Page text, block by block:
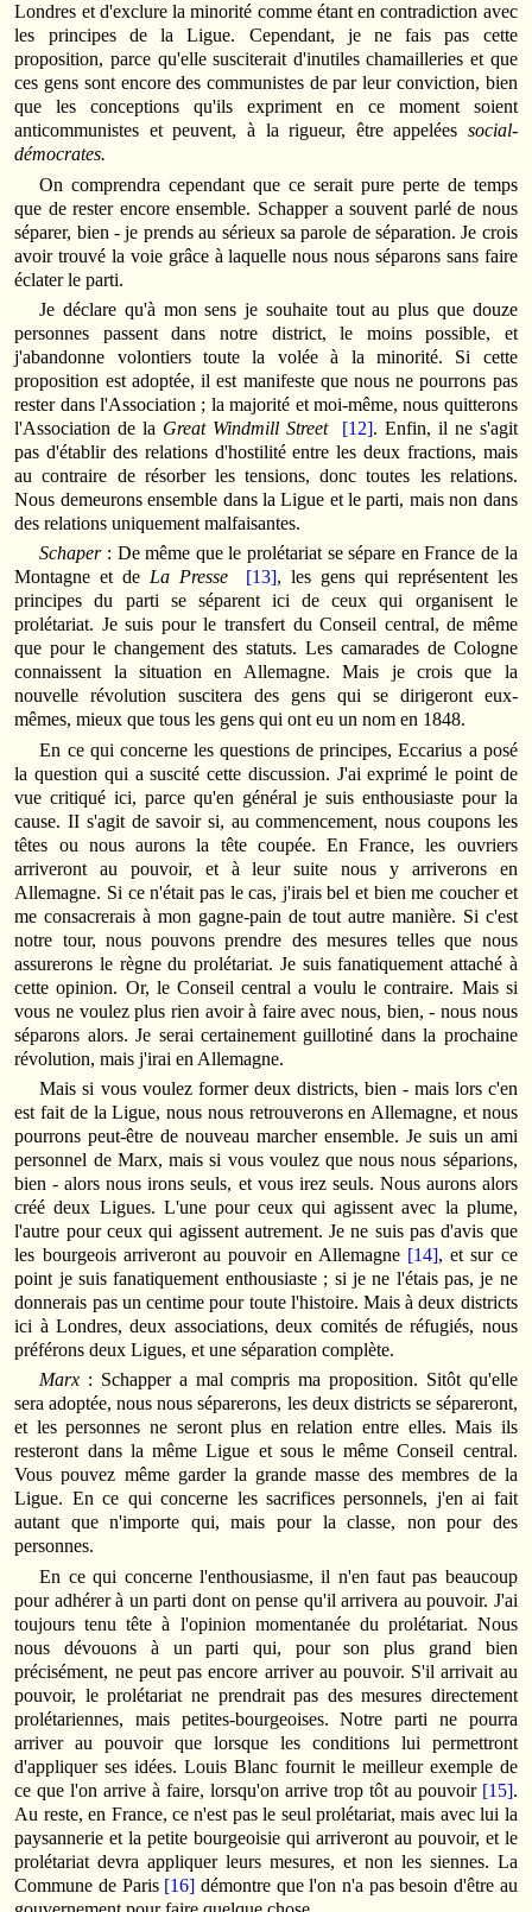
Londres et d'exclure la minorité comme étant en contradiction avec
les principes de la Ligue. Cependant, je ne fais pas cette
proposition, parce qu'elle susciterait d'inutiles chamailleries et que
ces gens sont encore des communistes de par leur conviction, bien
que les conceptions qu'ils expriment en ce moment soient
anticommunistes et peuvent, à la rigueur, être appelées social-
démocrates.
On comprendra cependant que ce serait pure perte de temps
que de rester encore ensemble. Schapper a souvent parlé de nous
séparer, bien ‑ je prends au sérieux sa parole de séparation. Je crois
avoir trouvé la voie grâce à laquelle nous nous séparons sans faire
éclater le parti.
Je déclare qu'à mon sens je souhaite tout au plus que douze
personnes passent dans notre district, le moins possible, et
j'abandonne volontiers toute la volée à la minorité. Si cette
proposition est adoptée, il est manifeste que nous ne pourrons pas
rester dans l'Association ; la majorité et moi-même, nous quitterons
l'Association de la Great Windmill Street [12]. Enfin, il ne s'agit
pas d'établir des relations d'hostilité entre les deux fractions, mais
au contraire de résorber les tensions, donc toutes les relations.
Nous demeurons ensemble dans la Ligue et le parti, mais non dans
des relations uniquement malfaisantes.
Schaper: De même que le prolétariat se sépare en France de la
Montagne et de La Presse [13], les gens qui représentent les
principes du parti se séparent ici de ceux qui organisent le
prolétariat. Je suis pour le transfert du Conseil central, de même
que pour le changement des statuts. Les camarades de Cologne
connaissent la situation en Allemagne. Mais je crois que la
nouvelle révolution suscitera des gens qui se dirigeront eux-
mêmes, mieux que tous les gens qui ont eu un nom en 1848.
En ce qui concerne les questions de principes, Eccarius a posé
la question qui a suscité cette discussion. J'ai exprimé le point de
vue critiqué ici, parce qu'en général je suis enthousiaste pour la
cause. II s'agit de savoir si, au commencement, nous coupons les
têtes ou nous aurons la tête coupée. En France, les ouvriers
arriveront au pouvoir, et à leur suite nous y arriverons en
Allemagne. Si ce n'était pas le cas, j'irais bel et bien me coucher et
me consacrerais à mon gagne-pain de tout autre manière. Si c'est
notre tour, nous pouvons prendre des mesures telles que nous
assurerons le règne du prolétariat. Je suis fanatiquement attaché à
cette opinion. Or, le Conseil central a voulu le contraire. Mais si
vous ne voulez plus rien avoir à faire avec nous, bien, ‑ nous nous
séparons alors. Je serai certainement guillotiné dans la prochaine
révolution, mais j'irai en Allemagne.
Mais si vous voulez former deux districts, bien ‑ mais lors c'en
est fait de la Ligue, nous nous retrouverons en Allemagne, et nous
pourrons peut-être de nouveau marcher ensemble. Je suis un ami
personnel de Marx, mais si vous voulez que nous nous séparions,
bien ‑ alors nous irons seuls, et vous irez seuls. Nous aurons alors
créé deux Ligues. L'une pour ceux qui agissent avec la plume,
l'autre pour ceux qui agissent autrement. Je ne suis pas d'avis que
les bourgeois arriveront au pouvoir en Allemagne [14], et sur ce
point je suis fanatiquement enthousiaste ; si je ne l'étais pas, je ne
donnerais pas un centime pour toute l'histoire. Mais à deux districts
ici à Londres, deux associations, deux comités de réfugiés, nous
préférons deux Ligues, et une séparation complète.
Marx : Schapper a mal compris ma proposition. Sitôt qu'elle
sera adoptée, nous nous séparerons, les deux districts se sépareront,
et les personnes ne seront plus en relation entre elles. Mais ils
resteront dans la même Ligue et sous le même Conseil central.
Vous pouvez même garder la grande masse des membres de la
Ligue. En ce qui concerne les sacrifices personnels, j'en ai fait
autant que n'importe qui, mais pour la classe, non pour des
personnes.
En ce qui concerne l'enthousiasme, il n'en faut pas beaucoup
pour adhérer à un parti dont on pense qu'il arrivera au pouvoir. J'ai
toujours tenu tête à l'opinion momentanée du prolétariat. Nous
nous dévouons à un parti qui, pour son plus grand bien
précisément, ne peut pas encore arriver au pouvoir. S'il arrivait au
pouvoir, le prolétariat ne prendrait pas des mesures directement
prolétariennes, mais petites-bourgeoises. Notre parti ne pourra
arriver au pouvoir que lorsque les conditions lui permettront
d'appliquer ses idées. Louis Blanc fournit le meilleur exemple de
ce que l'on arrive à faire, lorsqu'on arrive trop tôt au pouvoir [15].
Au reste, en France, ce n'est pas le seul prolétariat, mais avec lui la
paysannerie et la petite bourgeoisie qui arriveront au pouvoir, et le
prolétariat devra appliquer leurs mesures, et non les siennes. La
Commune de Paris [16] démontre que l'on n'a pas besoin d'être au